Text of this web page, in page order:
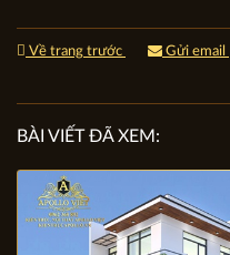
Về trang trước Gửi email
BÀI VIẾT ĐÃ XEM: